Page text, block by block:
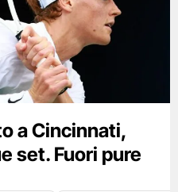
a Cincinnati,
set. Fuori pure